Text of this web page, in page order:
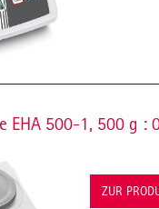
EHA 500-1, 500 g :
ZUR